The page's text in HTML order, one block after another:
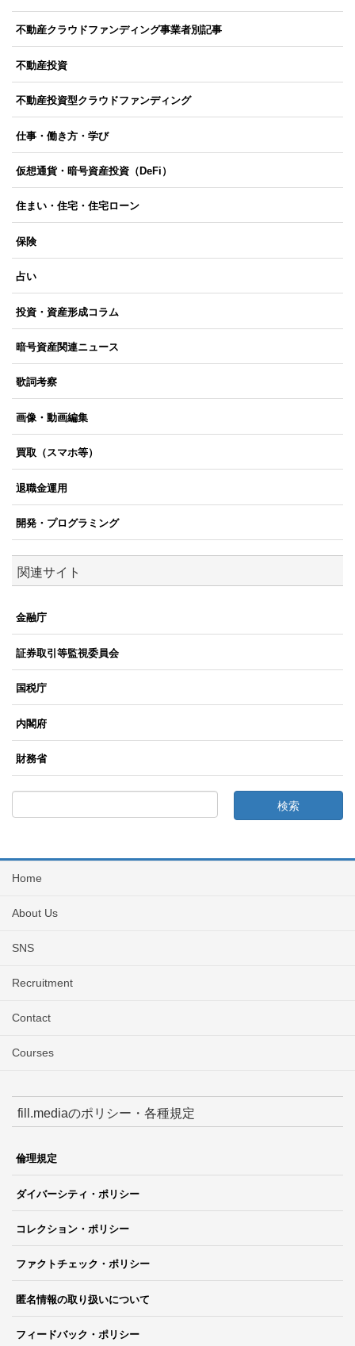
不動産クラウドファンディング事業者別記事
不動産投資
不動産投資型クラウドファンディング
仕事・働き方・学び
仮想通貨・暗号資産投資（DeFi）
住まい・住宅・住宅ローン
保険
占い
投資・資産形成コラム
暗号資産関連ニュース
歌詞考察
画像・動画編集
買取（スマホ等）
退職金運用
開発・プログラミング
関連サイト
金融庁
証券取引等監視委員会
国税庁
内閣府
財務省
Home
About Us
SNS
Recruitment
Contact
Courses
fill.mediaのポリシー・各種規定
倫理規定
ダイバーシティ・ポリシー
コレクション・ポリシー
ファクトチェック・ポリシー
匿名情報の取り扱いについて
フィードバック・ポリシー